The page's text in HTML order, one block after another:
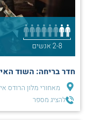
2-8 אנשים
חדר בריחה: השוד
מאחורי מלון הרודס
להציג מספר